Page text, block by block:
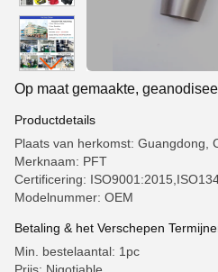
Op maat gemaakte,
Productdetails
Plaats van herkomst: Guangdong,
Merknaam: PFT
Certificering:
Modelnummer: OEM
Betaling & het Verschepen
Min. bestelaantal: 1pc